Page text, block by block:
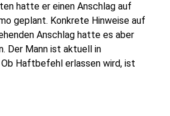
hatte er einen Anschlag auf
geplant. Konkrete Hinweise auf
Anschlag hatte es aber
Der Mann ist aktuell in
Haftbefehl erlassen wird, ist